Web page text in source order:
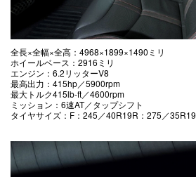
全長×全幅×全高：4968×1899×1490ミリ
ホイールベース：2916ミリ
エンジン：6.2リッターV8
最高出力：415hp／5900rpm
最大トルク415lb-ft／4600rpm
ミッション：6速AT／タップシフト
タイヤサイズ：F：245／40R19R：275／35R19